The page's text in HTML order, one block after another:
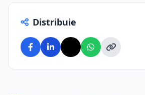
Distribuie